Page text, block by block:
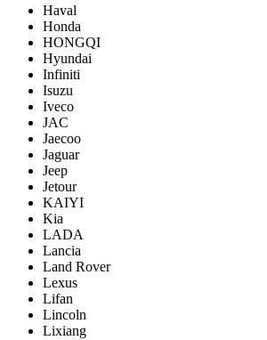
Haval
Honda
HONGQI
Hyundai
Infiniti
Isuzu
Iveco
JAC
Jaecoo
Jaguar
Jeep
Jetour
KAIYI
Kia
LADA
Lancia
Land Rover
Lexus
Lifan
Lincoln
Lixiang